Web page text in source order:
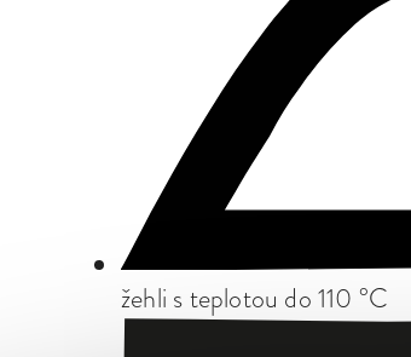
žehli s teplotou do 110 °C